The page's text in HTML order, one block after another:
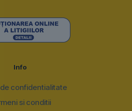
Info
confidentialitate
si conditii